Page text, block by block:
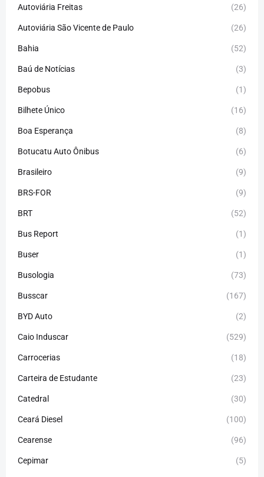
Autoviária Freitas (26)
Autoviária São Vicente de Paulo (26)
Bahia (52)
Baú de Notícias (3)
Bepobus (1)
Bilhete Único (16)
Boa Esperança (8)
Botucatu Auto Ônibus (6)
Brasileiro (9)
BRS-FOR (9)
BRT (52)
Bus Report (1)
Buser (1)
Busologia (73)
Busscar (167)
BYD Auto (2)
Caio Induscar (529)
Carrocerias (18)
Carteira de Estudante (23)
Catedral (30)
Ceará Diesel (100)
Cearense (96)
Cepimar (5)